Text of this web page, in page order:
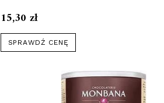
15,30 zł
SPRAWDŹ CENĘ